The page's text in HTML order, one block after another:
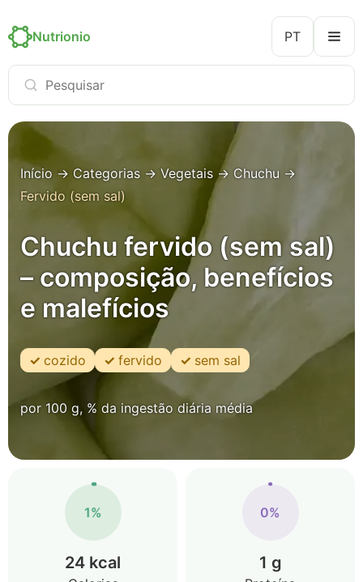
Nutrionio PT
Início → Categorias → Vegetais → Chuchu →
Fervido (sem sal)
Chuchu fervido (sem sal)
– composição, benefícios
e malefícios
cozido fervido sem sal
por 100 g, % da ingestão diária média
1%
24 kcal
0%
1 g